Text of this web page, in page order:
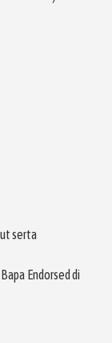
serta
Endorsed di